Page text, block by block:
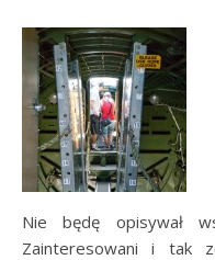
Nie będę opisywał
Zainteresowani i tak